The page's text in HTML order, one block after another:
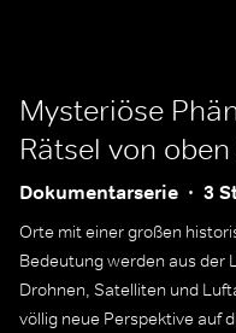
Mysteriöse
Rätsel von oben
Dokumentarserie 3
Orte mit einer großen
Bedeutung werden aus der
Drohnen, Satelliten und
völlig neue Perspektive auf